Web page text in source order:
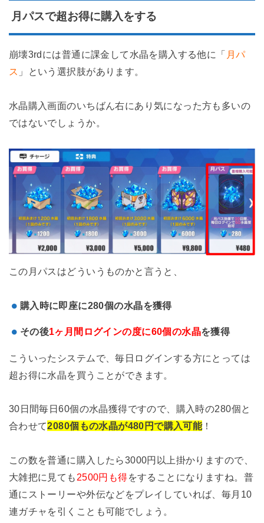
月パスで超お得に購入をする
崩壊3rdには普通に課金して水晶を購入する他に「 月パ
ス 」という選択肢があります。
水晶購入画面のいちばん右にあり気になった方も多いの
ではないでしょうか。
この月パスはどういうものかと言うと、
購入時に即座に280個の水晶を獲得
その後1ヶ月間ログインの度に60個の水晶を獲得
こういったシステムで、毎日ログインする方にとっては
超お得に水晶を買うことができます。
30日間毎日60個の水晶獲得ですので、購入時の280個と
合わせて2080個もの水晶が480円で購入可能！
この数を普通に購入したら3000円以上掛かりますので、
大雑把に見ても 2500円も得をすることになりますね。普
通にストーリーや外伝などをプレイしていれば、毎月10
連ガチャを引くことも可能でしょう。